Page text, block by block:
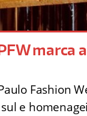
marca
Fashion
e